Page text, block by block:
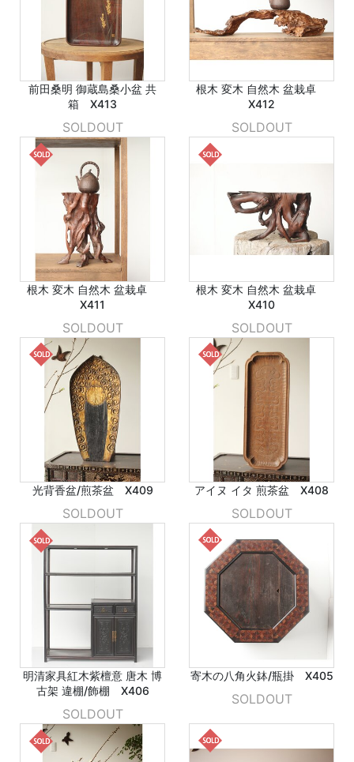
前田桑明 御蔵島桑小盆 共
箱 X413
SOLDOUT
根木 変木 自然木 盆栽卓
X412
SOLDOUT
根木 変木 自然木 盆栽卓
X411
SOLDOUT
根木 変木 自然木 盆栽卓
X410
SOLDOUT
光背香盆/煎茶盆 X409
SOLDOUT
アイヌ イタ 煎茶盆 X408
SOLDOUT
明清家具紅木紫檀意 唐木 博
古架 違棚/飾棚 X406
SOLDOUT
寄木の八角火鉢/瓶掛 X405
SOLDOUT